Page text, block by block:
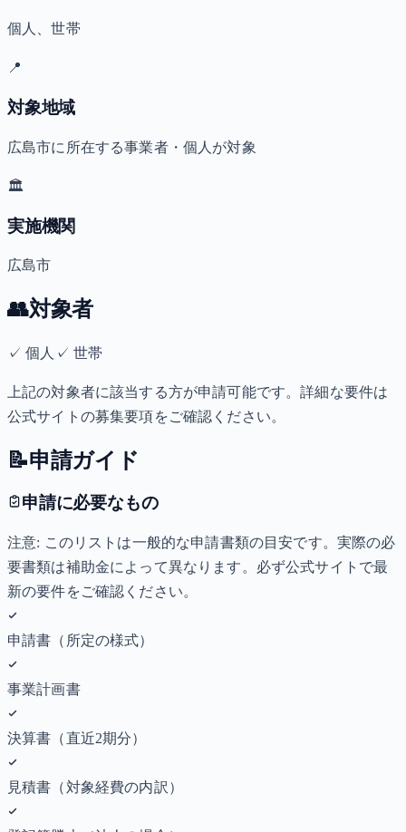
個人、世帯
📍
対象地域
広島市に所在する事業者・個人が対象
🏛️
実施機関
広島市
👥対象者
✓個人 ✓ 世帯
上記の対象者に該当する方が申請可能です。詳細な要件は
公式サイトの募集要項をご確認ください。
📝申請ガイド
申請に必要なもの
注意: このリストは一般的な申請書類の目安です。実際の必
要書類は補助金によって異なります。必ず公式サイトで最
新の要件をご確認ください。
申請書（所定の様式）
事業計画書
決算書（直近2期分）
見積書（対象経費の内訳）